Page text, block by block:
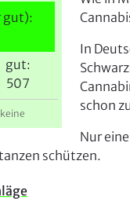
gut):
gut:
507
In
schon
Nur
schützen.